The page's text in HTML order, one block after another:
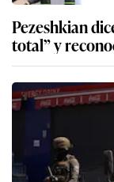
Pezeshkian
total” y